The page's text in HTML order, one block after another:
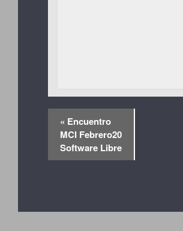
« Encuentro
MCI Febrero20
Software Libre